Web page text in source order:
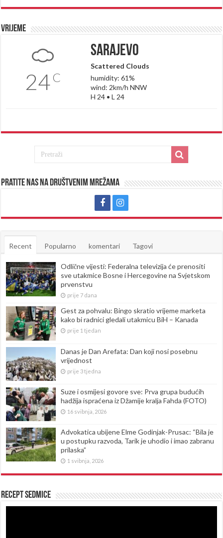
Vrijeme
24C
Sarajevo
Scattered Clouds
humidity: 61%
wind: 2km/h NNW
H 24 • L 24
Pratite nas na društvenim mrežama
Recent Popularno komentari Tagovi
Odlične vijesti: Federalna televizija će prenositi
sve utakmice Bosne i Hercegovine na Svjetskom
prvenstvu
prije 7 dana
Gest za pohvalu: Bingo skratio vrijeme marketa
kako bi radnici gledali utakmicu BiH – Kanada
prije 1 tjedan
Danas je Dan Arefata: Dan koji nosi posebnu
vrijednost
prije 3 tjedna
Suze i osmijesi govore sve: Prva grupa budućih
hadžija ispraćena iz Džamije kralja Fahda (FOTO)
16 svibnja, 2026
Advokatica ubijene Elme Godinjak-Prusac: “Bila je
u postupku razvoda, Tarik je uhodio i imao zabranu
prilaska”
1 svibnja, 2026
Recept sedmice